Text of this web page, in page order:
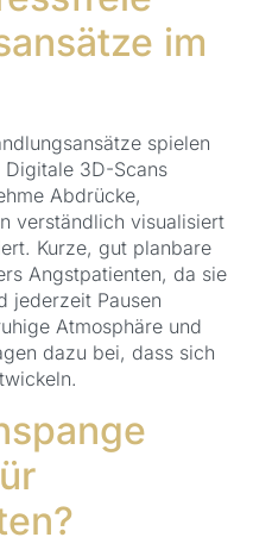
im
spielen
Digitale 3D-Scans
Abdrücke,
verständlich visualisiert
Kurze, gut planbare
Angstpatienten, da sie
jederzeit Pausen
Atmosphäre und
dazu bei, dass sich